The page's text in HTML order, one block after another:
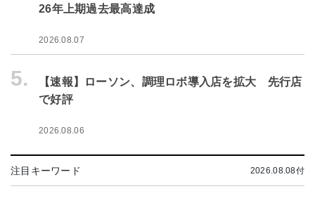
26年上期過去最高達成
2026.08.07
5.
【速報】ローソン、調理ロボ導入店を拡大 先行店
で好評
2026.08.06
注目キーワード 2026.08.08付